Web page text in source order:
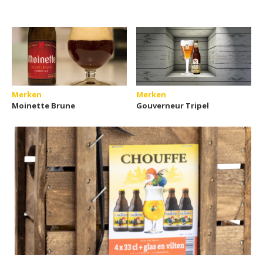
Merken
Moinette Brune
Merken
Gouverneur Tripel